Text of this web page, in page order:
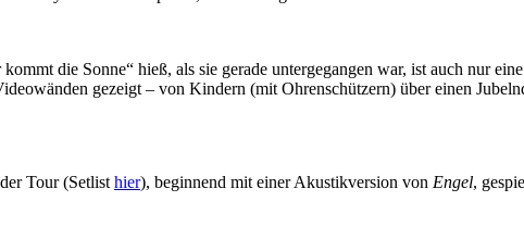
die Sonne“ hieß, als sie gerade untergegangen war, ist auch nur
gezeigt – von Kindern (mit Ohrenschützern) über einen
Tour (Setlist hier), beginnend mit einer Akustikversion von Engel,